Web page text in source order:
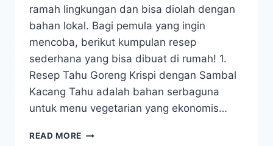
ramah lingkungan dan bisa diolah dengan
bahan lokal. Bagi pemula yang ingin
mencoba, berikut kumpulan resep
sederhana yang bisa dibuat di rumah! 1.
Resep Tahu Goreng Krispi dengan Sambal
Kacang Tahu adalah bahan serbaguna
untuk menu vegetarian yang ekonomis…
READ MORE RESEP